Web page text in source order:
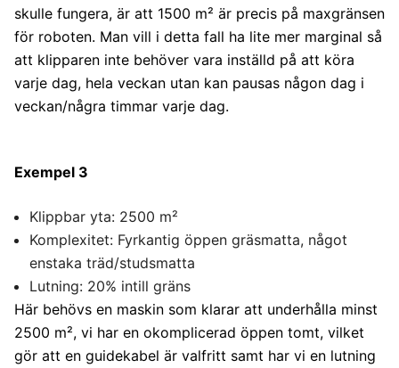
skulle fungera, är att 1500 m² är precis på maxgränsen
för roboten. Man vill i detta fall ha lite mer marginal så
att klipparen inte behöver vara inställd på att köra
varje dag, hela veckan utan kan pausas någon dag i
veckan/några timmar varje dag.
Exempel 3
Klippbar yta: 2500 m²
Komplexitet: Fyrkantig öppen gräsmatta, något
enstaka träd/studsmatta
Lutning: 20% intill gräns
Här behövs en maskin som klarar att underhålla minst
2500 m², vi har en okomplicerad öppen tomt, vilket
gör att en guidekabel är valfritt samt har vi en lutning